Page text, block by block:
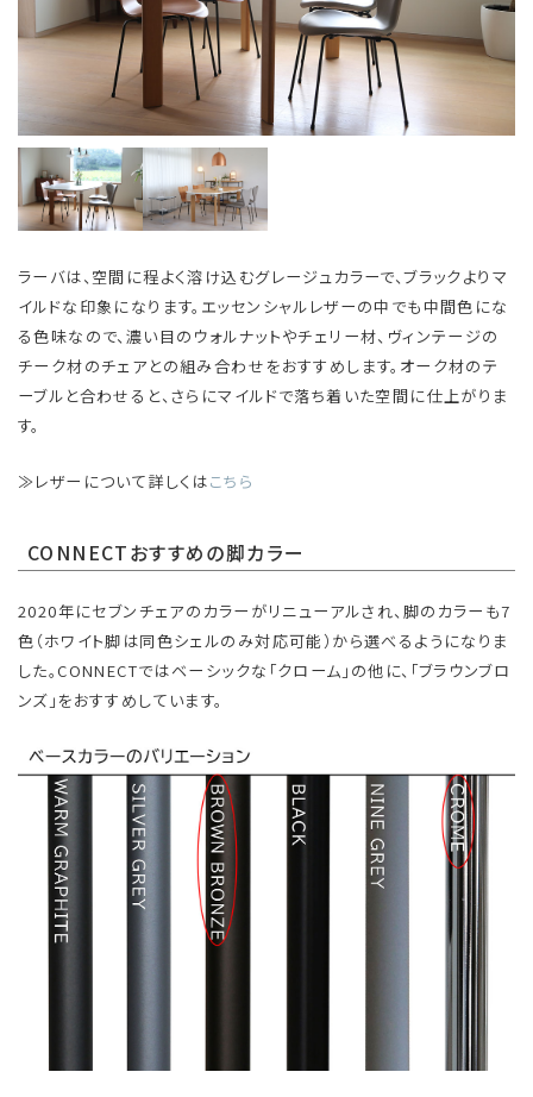
ラーバは、空間に程よく溶け込むグレージュカラーで、ブラックよりマ
イルドな印象になります。エッセンシャルレザーの中でも中間色にな
る色味なので、濃い目のウォルナットやチェリー材、ヴィンテージの
チーク材のチェアとの組み合わせをおすすめします。オーク材のテ
ーブルと合わせると、さらにマイルドで落ち着いた空間に仕上がりま
す。
≫レザーについて詳しくはこちら
CONNECTおすすめの脚カラー
2020年にセブンチェアのカラーがリニューアルされ、脚のカラーも7
色（ホワイト脚は同色シェルのみ対応可能）から選べるようになりま
した。CONNECTではベーシックな「クローム」の他に、「ブラウンブロ
ンズ」をおすすめしています。